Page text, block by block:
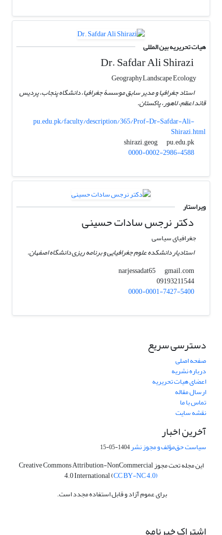
هیات تحریریه بین المللی
Dr. Safdar Ali Shirazi
Geography,Landscape Ecology
استاد جغرافیا و مدیر سابق موسسۀ جغرافیا، دانشگاه پنجاب، پردیس
قائد اعظم، لاهور، پاکستان.
pu.edu.pk/faculty/description/365/Prof-Dr-Safdar-Ali-
Shirazi.html
shirazi.geog
pu.edu.pk
0000-0002-2986-4588
ویراستار
دکتر نرجس سادات حسینی
جغرافیای سیاسی
استادیار دانشکده علوم جغرافیایی و برنامه ریزی دانشگاه اصفهان.
narjessadat65
gmail.com
09193211544
0000-0001-7427-5400
دسترسی سریع
صفحه اصلی
درباره نشریه
اعضای هیات تحریریه
ارسال مقاله
تماس با ما
نقشه سایت
آخرین اخبار
سیاست حق‌مؤلف و مجوز نشر1404-05-15
این مجله تحت مجوز Creative Commons Attribution-NonCommercial
4.0 International (CC BY-NC 4.0)
برای عموم آزاد و قابل استفاده مجدد است.